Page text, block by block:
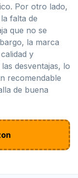
Por otro lado,
falta de
que no se
la marca
y
desventajas, lo
recomendable
de buena